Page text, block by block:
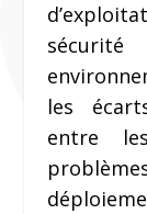
les
entre